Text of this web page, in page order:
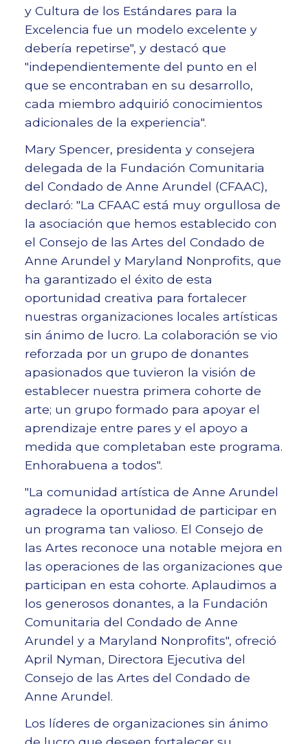
y Cultura de los Estándares para la
Excelencia fue un modelo excelente y
debería repetirse", y destacó que
"independientemente del punto en el
que se encontraban en su desarrollo,
cada miembro adquirió conocimientos
adicionales de la experiencia".
Mary Spencer, presidenta y consejera
delegada de la Fundación Comunitaria
del Condado de Anne Arundel (CFAAC),
declaró: "La CFAAC está muy orgullosa de
la asociación que hemos establecido con
el Consejo de las Artes del Condado de
Anne Arundel y Maryland Nonprofits, que
ha garantizado el éxito de esta
oportunidad creativa para fortalecer
nuestras organizaciones locales artísticas
sin ánimo de lucro. La colaboración se vio
reforzada por un grupo de donantes
apasionados que tuvieron la visión de
establecer nuestra primera cohorte de
arte; un grupo formado para apoyar el
aprendizaje entre pares y el apoyo a
medida que completaban este programa.
Enhorabuena a todos".
"La comunidad artística de Anne Arundel
agradece la oportunidad de participar en
un programa tan valioso. El Consejo de
las Artes reconoce una notable mejora en
las operaciones de las organizaciones que
participan en esta cohorte. Aplaudimos a
los generosos donantes, a la Fundación
Comunitaria del Condado de Anne
Arundel y a Maryland Nonprofits", ofreció
April Nyman, Directora Ejecutiva del
Consejo de las Artes del Condado de
Anne Arundel.
Los líderes de organizaciones sin ánimo